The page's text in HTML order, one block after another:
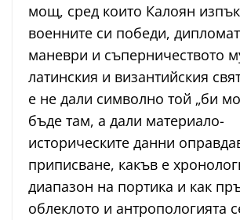
мощ, сред които Калоян
военните си победи,
маневри и съперничеството
латинския и византийския
е не дали символно той „би
бъде там, а дали материало-
историческите данни
приписване, какъв е
диапазон на портика и как
облеклото и антропологията